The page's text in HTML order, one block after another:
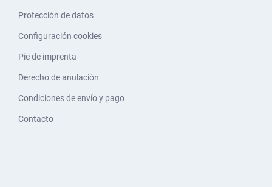
Protección de datos
Configuración cookies
Pie de imprenta
Derecho de anulación
Condiciones de envío y pago
Contacto